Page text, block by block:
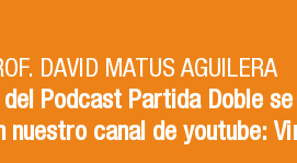
DAVID MATUS AGUILERA
Podcast Partida Doble
nuestro canal de youtube:
ISABEL TORRES ZAPATA
Podcast Partida Doble
nuestro canal de youtube: